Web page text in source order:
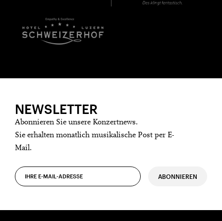
NEWSLETTER
Abonnieren Sie unsere Konzertnews.
Sie erhalten monatlich musikalische Post per E-
Mail.
ABONNIEREN